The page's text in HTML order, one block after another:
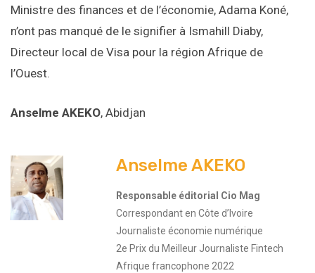
Ministre des finances et de l’économie, Adama Koné,
n’ont pas manqué de le signifier à Ismahill Diaby,
Directeur local de Visa pour la région Afrique de
l’Ouest.
Anselme AKEKO, Abidjan
Anselme AKEKO
Responsable éditorial Cio Mag
Correspondant en Côte d’Ivoire
Journaliste économie numérique
2e Prix du Meilleur Journaliste Fintech
Afrique francophone 2022